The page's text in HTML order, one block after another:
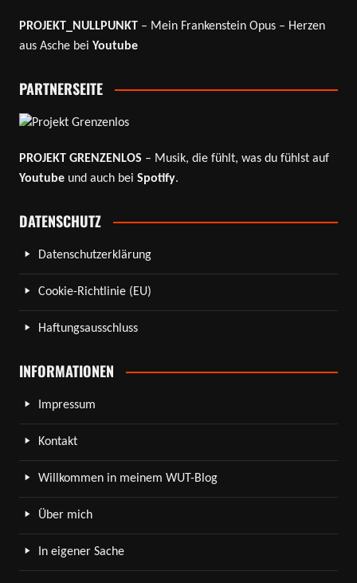
PROJEKT_NULLPUNKT– Mein Frankenstein Opus – Herzen
aus Asche bei Youtube
PARTNERSEITE
PROJEKT GRENZENLOS – Musik, die fühlt, was du fühlst auf
Youtube und auch bei Spotify.
DATENSCHUTZ
Datenschutzerklärung
Cookie-Richtlinie (EU)
Haftungsausschluss
INFORMATIONEN
Impressum
Kontakt
Willkommen in meinem WUT-Blog
Über mich
In eigener Sache